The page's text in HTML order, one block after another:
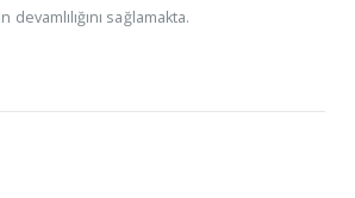
sağlamakta.